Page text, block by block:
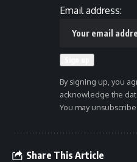
Email address:
By signing up, you
acknowledge the
You may
Share This Article